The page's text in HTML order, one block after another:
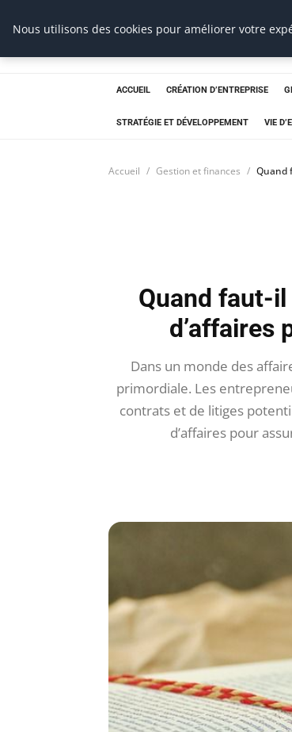
Ms Events
ACCUEIL CRÉATION D’ENTREPRISE
STRATÉGIE ET DÉVELOPPEMENT VIE
Accueil Gestion et finances Quand
Quand faut-
d’affaires
Dans un monde des
primordiale. Les
contrats et de litiges
d’affaires pour
Nous utilisons des cookies pour améliorer votre